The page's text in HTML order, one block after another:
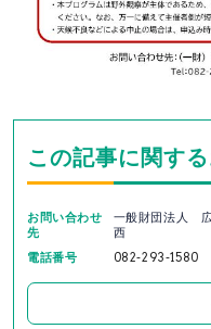
この記事に関す
お問い合わせ
先
一般財団法人
西
電話番号
082-293-1580